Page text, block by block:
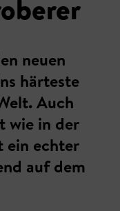
neuen
härteste
Auch
wie in der
ein echter
auf dem